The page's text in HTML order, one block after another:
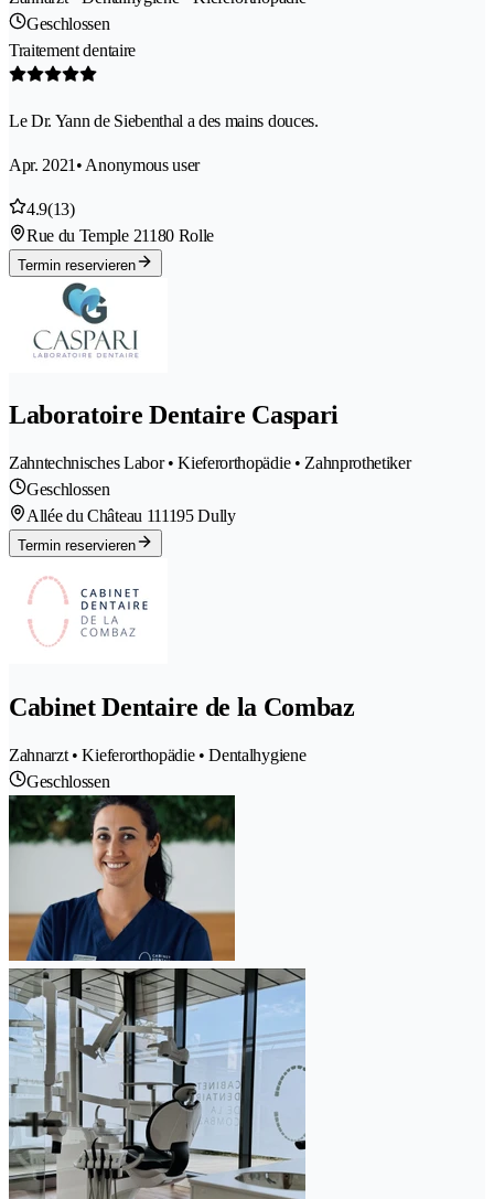
Geschlossen
Traitement dentaire
Le Dr. Yann de Siebenthal a des mains douces.
Apr. 2021 • Anonymous user
4.9(13)
Rue du Temple 21180 Rolle
Termin reservieren
Laboratoire Dentaire Caspari
Zahntechnisches Labor • Kieferorthopädie • Zahnprothetiker
Geschlossen
Allée du Château 111195 Dully
Termin reservieren
Cabinet Dentaire de la Combaz
Zahnarzt • Kieferorthopädie • Dentalhygiene
Geschlossen